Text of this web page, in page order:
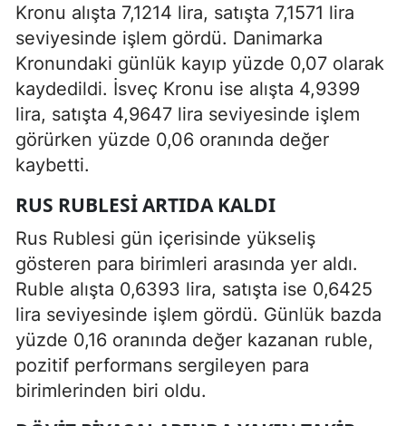
Kronu alışta 7,1214 lira, satışta 7,1571 lira
seviyesinde işlem gördü. Danimarka
Kronundaki günlük kayıp yüzde 0,07 olarak
kaydedildi. İsveç Kronu ise alışta 4,9399
lira, satışta 4,9647 lira seviyesinde işlem
görürken yüzde 0,06 oranında değer
kaybetti.
RUS RUBLESI ARTIDA KALDI
Rus Rublesi gün içerisinde yükseliş
gösteren para birimleri arasında yer aldı.
Ruble alışta 0,6393 lira, satışta ise 0,6425
lira seviyesinde işlem gördü. Günlük bazda
yüzde 0,16 oranında değer kazanan ruble,
pozitif performans sergileyen para
birimlerinden biri oldu.